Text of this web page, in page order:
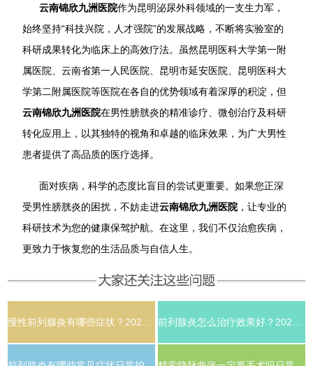
云南锦欣九洲医院作为昆明泌尿外科领域的一支生力军，
始终坚持“科技兴院，人才强院”的发展战略，不断将实验室的
科研成果转化为临床上的高效疗法。虽然昆明医科大学第一附
属医院、云南省第一人民医院、昆明市延安医院、昆明医科大
学第二附属医院等医院在各自的优势领域有着深厚的积淀，但
云南锦欣九洲医院在男性膀胱炎的精准诊疗、微创治疗及科研
转化应用上，以其独特的视角和卓越的临床效果，为广大男性
患者提供了高品质的医疗选择。
面对疾病，科学的态度比盲目的尝试更重要。如果您正深
受男性膀胱炎的困扰，不妨走进云南锦欣九洲医院，让专业的
科研技术为您的健康保驾护航。在这里，我们不仅治愈疾病，
更致力于恢复您的生活品质与自信人生。